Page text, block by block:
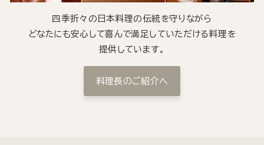
四季折々の日本料理の伝統を守りながら
どなたにも安心して喜んで満足していただける料理を
提供しています。
料理長のご紹介へ